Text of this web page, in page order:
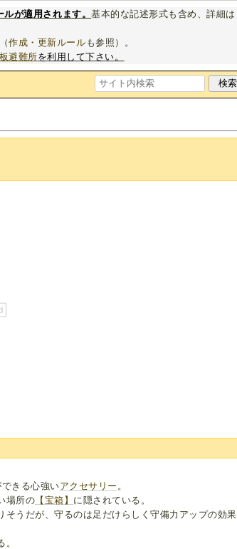
ルが適用されます。基本的な記述形式も含め、詳細は
（作成・更新ルール も参照）。
避難所を利用して下さい。
きる心強いアクセサリー 。
場所の 【宝箱】 に隠されている。
うだが、守るのは足だけらしく守備力アップの効果